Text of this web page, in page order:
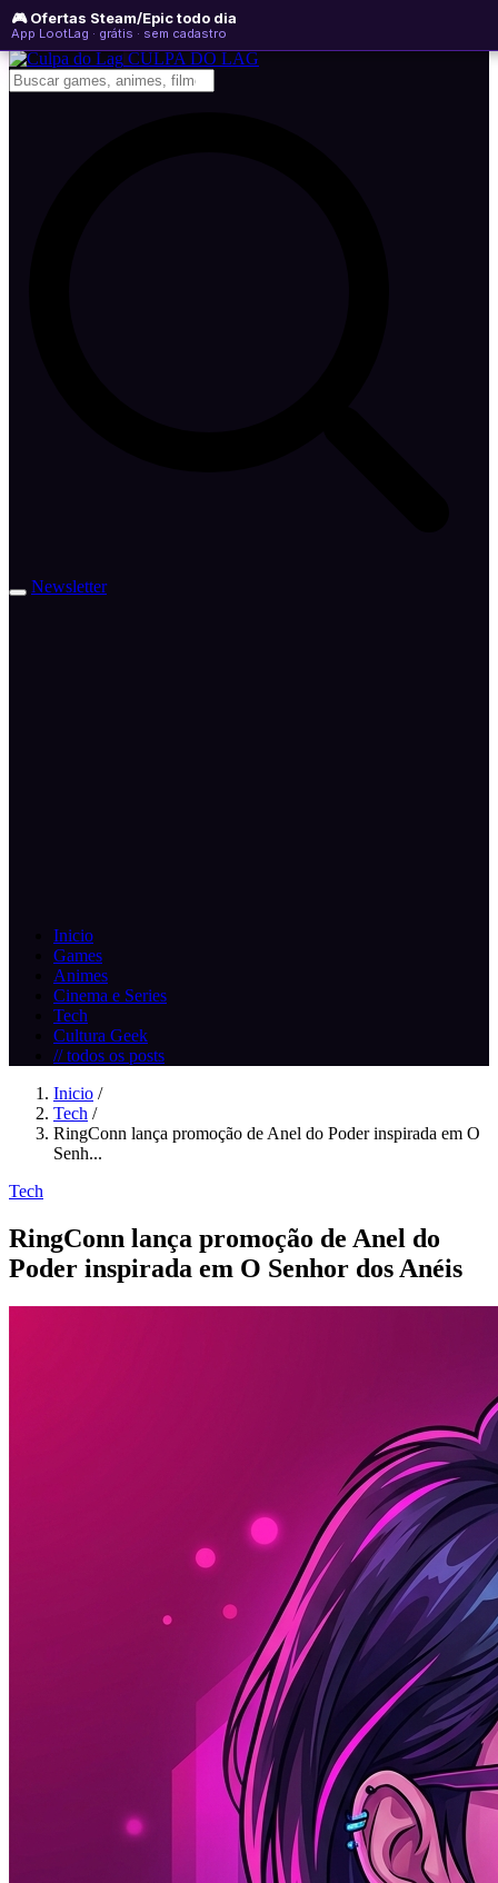
🎮 Ofertas Steam/Epic todo dia
App LootLag · grátis · sem cadastro
quarta-feira, 05 de agosto de 2026
Newsletter
CULPA DO LAG
Newsletter
Inicio
Games
Animes
Cinema e Series
Tech
Cultura Geek
// todos os posts
Inicio /
Tech /
RingConn lança promoção de Anel do Poder inspirada em O
Senh...
Tech
RingConn lança promoção de Anel do
Poder inspirada em O Senhor dos Anéis